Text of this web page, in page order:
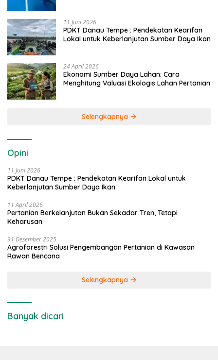
11 Juni 2026
PDKT Danau Tempe : Pendekatan Kearifan
Lokal untuk Keberlanjutan Sumber Daya Ikan
24 April 2026
Ekonomi Sumber Daya Lahan: Cara
Menghitung Valuasi Ekologis Lahan Pertanian
Selengkapnya
Opini
11 Juni 2026
PDKT Danau Tempe : Pendekatan Kearifan Lokal untuk
Keberlanjutan Sumber Daya Ikan
11 April 2026
Pertanian Berkelanjutan Bukan Sekadar Tren, Tetapi
Keharusan
31 Desember 2025
Agroforestri Solusi Pengembangan Pertanian di Kawasan
Rawan Bencana
Selengkapnya
Banyak dicari